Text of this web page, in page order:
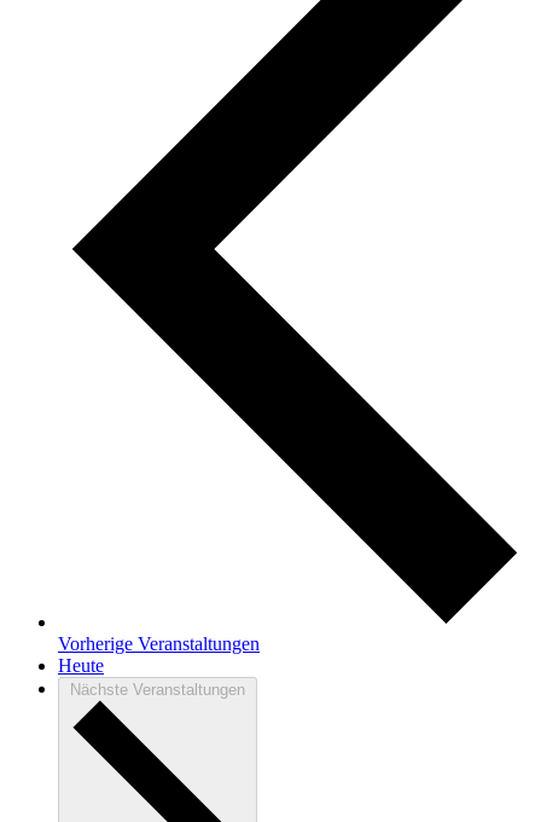
Vorherige Veranstaltungen
Heute
Nächste Veranstaltungen